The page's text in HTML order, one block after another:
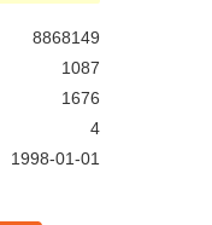
8868149
1087
1676
4
1998-01-01